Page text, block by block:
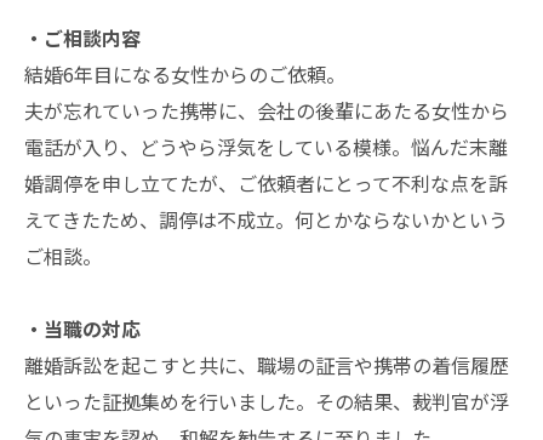
・ご相談内容
結婚6年目になる女性からのご依頼。
夫が忘れていった携帯に、会社の後輩にあたる女性から
電話が入り、どうやら浮気をしている模様。悩んだ末離
婚調停を申し立てたが、ご依頼者にとって不利な点を訴
えてきたため、調停は不成立。何とかならないかという
ご相談。
・当職の対応
離婚訴訟を起こすと共に、職場の証言や携帯の着信履歴
といった証拠集めを行いました。その結果、裁判官が浮